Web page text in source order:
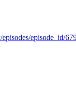
episode_id/